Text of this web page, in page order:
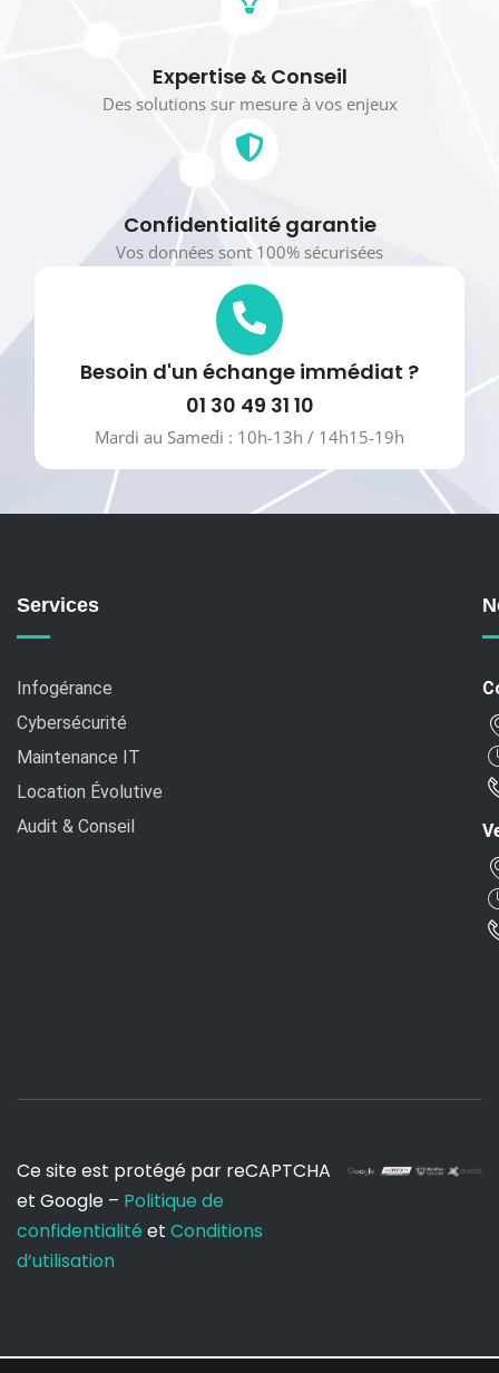
Expertise & Conseil
Des solutions sur mesure à vos enjeux
Confidentialité garantie
Vos données sont 100% sécurisées
Besoin d'un échange immédiat ?
01 30 49 31 10
Mardi au Samedi : 10h-13h / 14h15-19h
Services
Infogérance
Cybersécurité
Maintenance IT
Location Évolutive
Audit & Conseil
Ce site est protégé par reCAPTCHA
et Google – Politique de
confidentialité et Conditions
d’utilisation